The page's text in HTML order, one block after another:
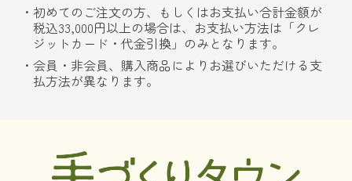
初めてのご注文の方、もしくはお支払い合計金額が
税込33,000円以上の場合は、お支払い方法は「クレ
ジットカード・代金引換」のみとなります。
会員・非会員、購入商品によりお選びいただける支
払方法が異なります。